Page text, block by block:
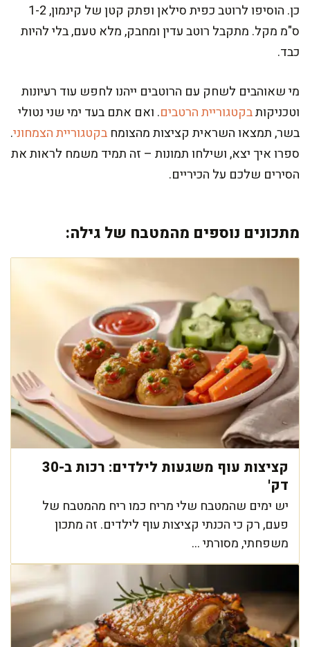
כן. הוסיפו לרוטב כפית סילאן ופתק קטן של קינמון, 1-2
ס"מ מקל. מתקבל רוטב עדין ומחבק, מלא טעם, בלי להיות
כבד.
מי שאוהבים לשחק עם הרוטבים ייהנו לחפש עוד רעיונות
וטכניקותבקטגוריית הרטבים. ואם אתם בעד ימי שני נטולי
בשר, תמצאו השראית קציצות מהצומח בקטגוריית הצמחוני.
ספרו איך יצא, ושילחו תמונות – זה תמיד משמח לראות את
הסירים שלכם על הכיריים.
מתכונים נוספים מהמטבח של גילה:
קציצות עוף משגעות לילדים: רכות ב-30
דק'
יש ימים שהמטבח שלי מריח כמו ריח מהמטבח של
פעם, רק כי הכנתי קציצות עוף לילדים. זה מתכון
משפחתי, מסורתי ...